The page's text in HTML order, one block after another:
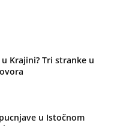
Krajini? Tri stranke u
u Istočnom